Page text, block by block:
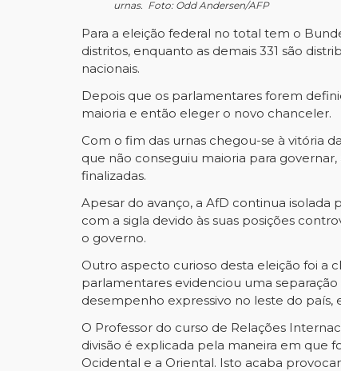
urnas. Foto: Odd Andersen/AFP
Para a eleição federal no total tem o
distritos, enquanto as demais 331 são
nacionais.
Depois que os parlamentares forem
maioria e então eleger o novo chanceler.
Com o fim das urnas chegou-se à vitória
que não conseguiu maioria para
finalizadas.
Apesar do avanço, a AfD continua
com a sigla devido às suas posições
o governo.
Outro aspecto curioso desta eleição foi a
parlamentares evidenciou uma
desempenho expressivo no leste do país,
O Professor do curso de Relações
divisão é explicada pela maneira em que
Ocidental e a Oriental. Isto acaba